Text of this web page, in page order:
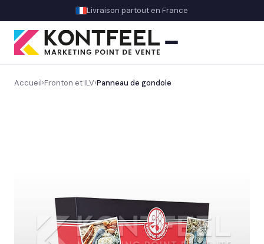
Livraison partout en France
Signalétique et linéaire
Découvrez notre signalétique en magasin→
Accueil›Fronton et ILV›Panneau de gondole